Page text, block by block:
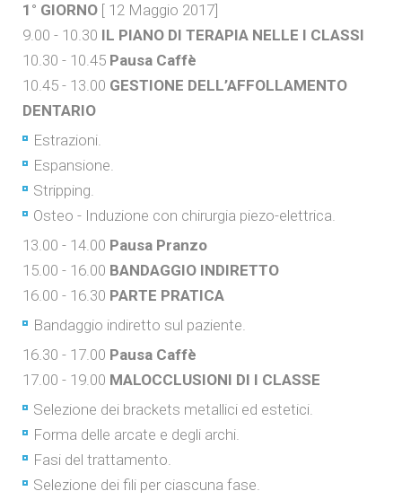
1° GIORNO [ 12 Maggio 2017]
9.00 - 10.30 IL PIANO DI TERAPIA NELLE I CLASSI
10.30 - 10.45 Pausa Caffè
10.45 - 13.00 GESTIONE DELL’AFFOLLAMENTO
DENTARIO
Estrazioni.
Espansione.
Stripping.
Osteo - Induzione con chirurgia piezo-elettrica.
13.00 - 14.00 Pausa Pranzo
15.00 - 16.00 BANDAGGIO INDIRETTO
16.00 - 16.30 PARTE PRATICA
Bandaggio indiretto sul paziente.
16.30 - 17.00 Pausa Caffè
17.00 - 19.00 MALOCCLUSIONI DI I CLASSE
Selezione dei brackets metallici ed estetici.
Forma delle arcate e degli archi.
Fasi del trattamento.
Selezione dei fili per ciascuna fase.